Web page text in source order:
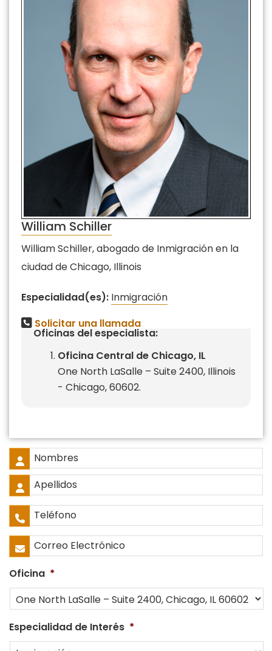
William Schiller
William Schiller, abogado de Inmigración en la
ciudad de Chicago, Illinois
Especialidad(es): Inmigración
Solicitar una llamada
Oficinas del especialista:
Oficina Central de Chicago, IL
One North LaSalle – Suite 2400, Illinois
- Chicago, 60602.
Nombre
Completo *
Nombres
Apellidos
Teléfono *
Correo
Electrónico *
Oficina *
Especialidad de Interés *